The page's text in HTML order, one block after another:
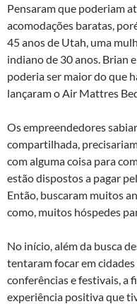
Pensaram que poderiam
acomodações baratas,
45 anos de Utah, uma
indiano de 30 anos. Brian
poderia ser maior do que
lançaram o Air Mattres
Os empreendedores
compartilhada,
com alguma coisa para
estão dispostos a pagar
Então, buscaram muitos
como, muitos hóspedes
No início, além da busca
tentaram focar em
conferências e festivais, a
experiência positiva que